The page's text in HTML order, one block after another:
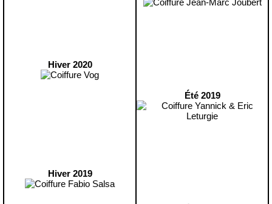
Hiver 2020
Hiver 2019
Été 2019